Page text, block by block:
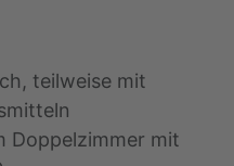
teilweise mit
Doppelzimmer mit